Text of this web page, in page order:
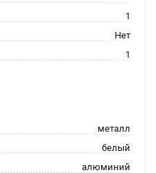
1
Нет
1
металл
белый
алюминий